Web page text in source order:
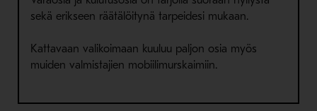
sekä erikseen räätälöitynä tarpeidesi mukaan.
Kattavaan valikoimaan kuuluu paljon osia myös
muiden valmistajien mobiilimurskaimiin.